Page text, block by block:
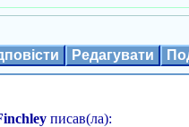
Редагувати
писав(ла):